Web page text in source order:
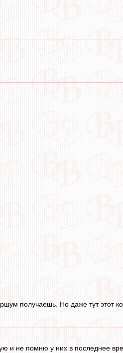
получаешь. Но даже тут этот
и не помню у них в последнее